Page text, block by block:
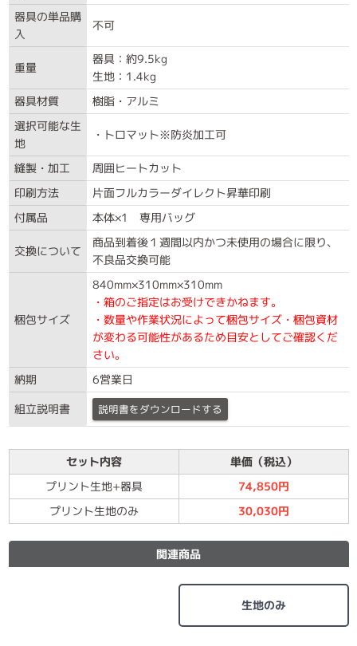
器具の単品購
入
不可
重量
器具：約9.5kg
生地：1.4kg
器具材質
樹脂・アルミ
選択可能な生
地
・トロマット※防炎加工可
縫製・加工
周囲ヒートカット
印刷方法
片面フルカラーダイレクト昇華印刷
付属品
本体×1 専用バッグ
交換について
商品到着後１週間以内かつ未使用の場合に限り、
不良品交換可能
梱包サイズ
840mm×310mm×310mm
・箱のご指定はお受けできかねます。
・数量や作業状況によって梱包サイズ・梱包資材
が変わる可能性があるため目安としてご確認くだ
さい。
納期
6営業日
組立説明書
説明書をダウンロードする
セット内容
単価（税込）
プリント生地+器具
74,850円
プリント生地のみ
30,030円
関連商品
生地のみ